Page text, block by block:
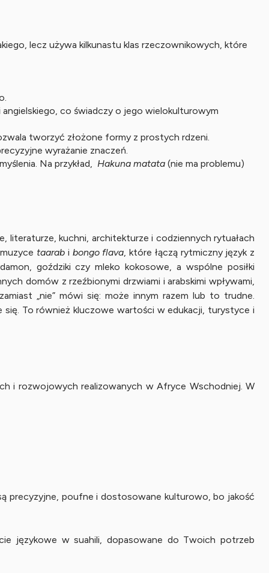
lecz używa kilkunastu klas rzeczownikowych, które
co świadczy o jego wielokulturowym
tworzyć złożone formy z prostych rdzeni.
wyrażanie znaczeń.
Na przykład, Hakuna matata (nie ma problemu)
literaturze, kuchni, architekturze i codziennych rytuałach
taarab i bongo flava, które łączą rytmiczny język z
goździki czy mleko kokosowe, a wspólne posiłki
domów z rzeźbionymi drzwiami i arabskimi wpływami,
„nie” mówi się: może innym razem lub to trudne.
się. To również kluczowe wartości w edukacji, turystyce i
i rozwojowych realizowanych w Afryce Wschodniej. W
precyzyjne, poufne i dostosowane kulturowo, bo jakość
językowe w suahili, dopasowane do Twoich potrzeb